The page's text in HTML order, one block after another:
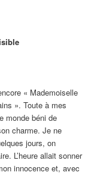
« Mademoiselle
». Toute à mes
monde béni de
charme. Je ne
jours, on
L’heure allait sonner
innocence et, avec